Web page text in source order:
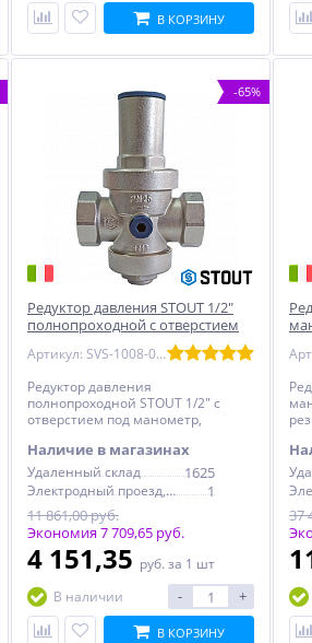
В КОРЗИНУ
-65%
Редуктор давления STOUT 1/2"
полнопроходной с отверстием
Артикул: SVS-1008-000015
Редуктор давления
полнопроходной STOUT 1/2" с
отверстием под манометр,
Наличие в магазинах
Удаленный склад 1625
Электродный проезд, 6с1
1
11 861,00 руб.
Экономия 7 709,65 руб.
4 151,35 руб. за 1 шт
В наличии
- +
В КОРЗИНУ
37